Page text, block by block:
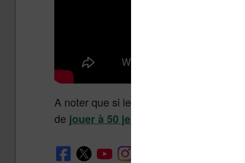
A noter que si les jeux sur liseuse vous
de jouer à 50 jeux sur votre liseuse